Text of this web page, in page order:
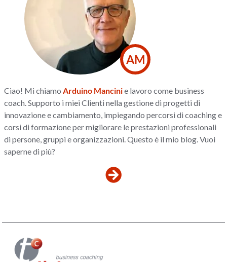
AM
Ciao! Mi chiamo Arduino Mancinie lavoro come business
coach. Supporto i miei Clienti nella gestione di progetti di
innovazione e cambiamento, impiegando percorsi di coaching e
corsi di formazione per migliorare le prestazioni professionali
di persone, gruppi e organizzazioni. Questo è il mio blog. Vuoi
saperne di più?